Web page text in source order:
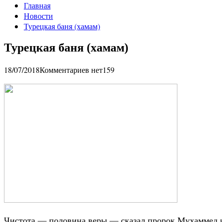
Главная
Новости
Турецкая баня (хамам)
Турецкая баня (хамам)
18/07/2018Комментариев нет159